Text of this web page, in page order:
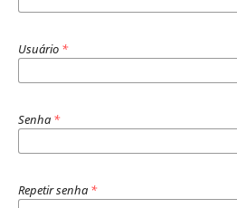
Usuário *
Senha *
Repetir senha *